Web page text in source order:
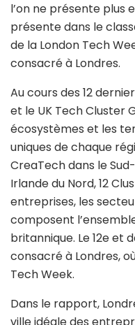
l’on ne présente plus
présente dans le
de la London Tech
consacré à Londres.
Au cours des 12
et le UK Tech Cluster
écosystèmes et les
uniques de chaque
CreaTech dans le
Irlande du Nord, 12
entreprises, les
composent
britannique. Le 12e et
consacré à Londres,
Tech Week.
Dans le rapport,